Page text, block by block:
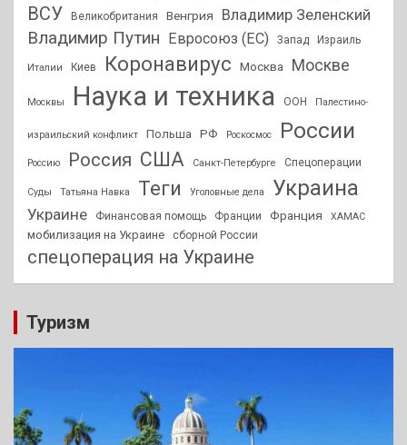
ВСУ Великобритания Венгрия Владимир Зеленский
Владимир Путин Евросоюз (ЕС) Запад Израиль
Италии Киев Коронавирус Москва Москве
Москвы Наука и техника ООН Палестино-
израильский конфликт Польша РФ Роскосмос России
Россию Россия США Санкт-Петербурге Спецоперации
Суды Татьяна Навка Теги Уголовные дела Украина
Украине Финансовая помощь Франции Франция ХАМАС
мобилизация на Украине сборной России
спецоперация на Украине
Туризм